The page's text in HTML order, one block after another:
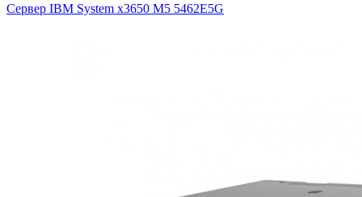
Сервер IBM System x3650 M5 5462E5G